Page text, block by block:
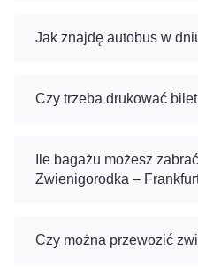
Jak znajdę autobus w
Czy trzeba drukować
Ile bagażu możesz
Zwienigorodka –
Czy można przewozić